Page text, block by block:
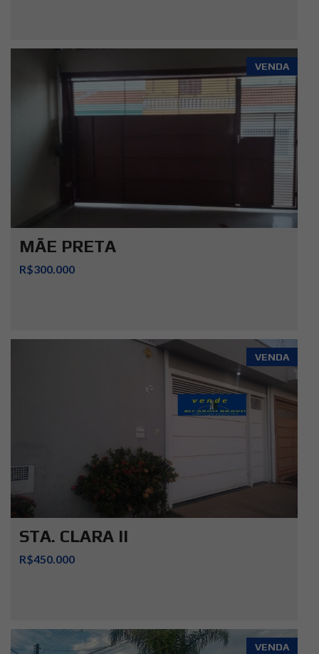
VENDA
MÃE PRETA
R$300.000
VENDA
STA. CLARA II
R$450.000
VENDA